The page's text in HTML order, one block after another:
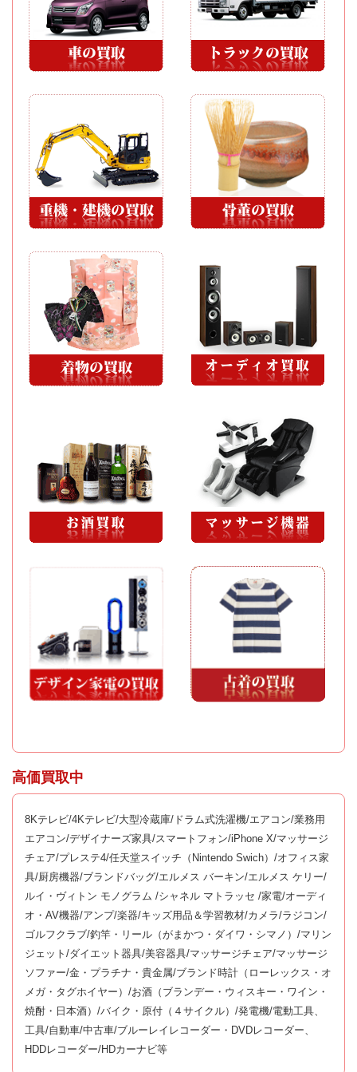
高価買取中
8Kテレビ/4Kテレビ/大型冷蔵庫/ドラム式洗濯機/エアコン/業務用
エアコン/デザイナーズ家具/スマートフォン/iPhone X/マッサージ
チェア/プレステ4/任天堂スイッチ（Nintendo Swich）/オフィス家
具/厨房機器/ブランドバッグ/エルメス バーキン/エルメス ケリー/
ルイ・ヴィトン モノグラム /シャネル マトラッセ /家電/オーディ
オ・AV機器/アンプ/楽器/キッズ用品＆学習教材/カメラ/ラジコン/
ゴルフクラブ/釣竿・リール（がまかつ・ダイワ・シマノ）/マリン
ジェット/ダイエット器具/美容器具/マッサージチェア/マッサージ
ソファー/金・プラチナ・貴金属/ブランド時計（ローレックス・オ
メガ・タグホイヤー）/お酒（ブランデー・ウィスキー・ワイン・
焼酎・日本酒）/バイク・原付（４サイクル）/発電機/電動工具、
工具/自動車/中古車/ブルーレイレコーダー・DVDレコーダー、
HDDレコーダー/HDカーナビ等